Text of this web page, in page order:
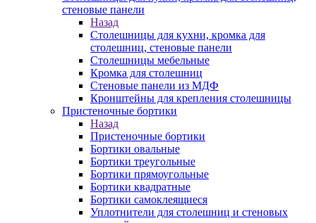
стеновые панели
Назад
Столешницы для кухни, кромка для
столешниц, стеновые панели
Столешницы мебельные
Кромка для столешниц
Стеновые панели из МДФ
Кронштейны для крепления столешницы
Пристеночные бортики
Назад
Пристеночные бортики
Бортики овальные
Бортики треугольные
Бортики прямоугольные
Бортики квадратные
Бортики самоклеящиеся
Уплотнители для столешниц и стеновых